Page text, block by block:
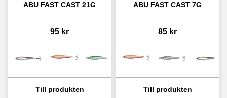
ABU FAST CAST 21G
95 kr
ABU FAST CAST 7G
85 kr